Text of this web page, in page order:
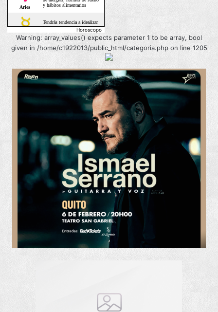
Horoscopo
Warning: array_values() expects parameter 1 to be array, bool
given in /home/c1922013/public_html/categoria.php on line 1205